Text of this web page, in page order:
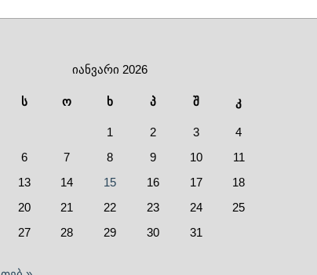
იანვარი 2026
ს ო ხ პ შ კ
1 2 3
4
6 7 8 9 10
11
13 14 15 16 17
18
20 21 22 23 24
25
27 28 29 30 31